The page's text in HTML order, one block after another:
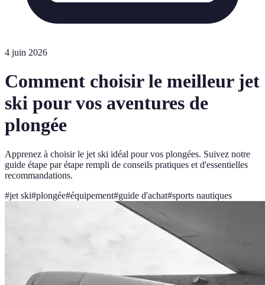
4 juin 2026
Comment choisir le meilleur jet
ski pour vos aventures de
plongée
Apprenez à choisir le jet ski idéal pour vos plongées. Suivez notre
guide étape par étape rempli de conseils pratiques et d'essentielles
recommandations.
#jet ski#plongée#équipement#guide d'achat#sports nautiques